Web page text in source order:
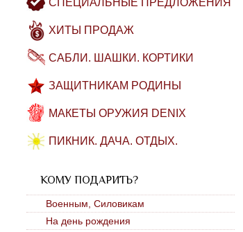
СПЕЦИАЛЬНЫЕ ПРЕДЛОЖЕНИЯ
ХИТЫ ПРОДАЖ
САБЛИ. ШАШКИ. КОРТИКИ
ЗАЩИТНИКАМ РОДИНЫ
МАКЕТЫ ОРУЖИЯ DENIX
ПИКНИК. ДАЧА. ОТДЫХ.
КОМУ ПОДАРИТЬ?
Военным, Силовикам
На день рождения